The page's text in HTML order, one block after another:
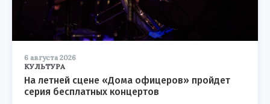
6 августа 2026
КУЛЬТУРА
На летней сцене «Дома офицеров» пройдет
серия бесплатных концертов